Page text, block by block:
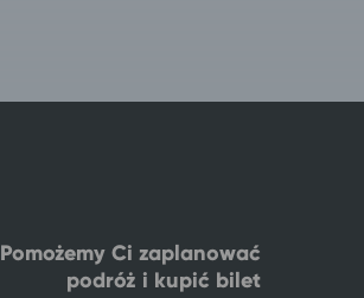
Pomożemy Ci zaplanować
podróż i kupić bilet